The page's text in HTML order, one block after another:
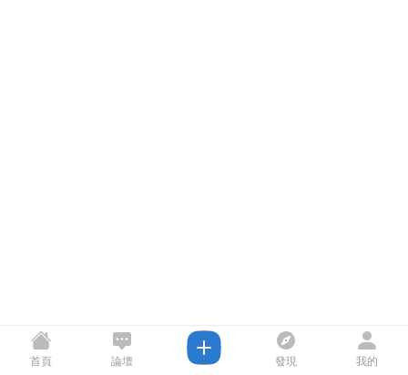
首頁 論壇 發現 我的